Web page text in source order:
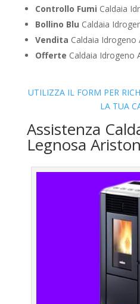
Controllo Fumi Caldaia
Bollino Blu Caldaia
Vendita Caldaia
Offerte Caldaia Idrogeno
UTILIZZA IL FORM PER
LA TUA
Assistenza
Legnosa Ariston